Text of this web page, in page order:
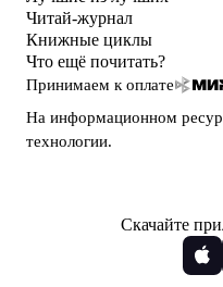
Читай-журнал
Книжные циклы
Что ещё почитать?
Принимаем к оплате
На информационном
технологии.
Скачайте